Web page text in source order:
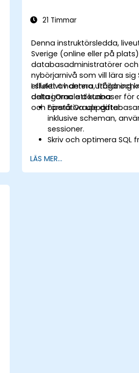
21 Timmar
Denna instruktörsledda,
Sverige (online eller på
databasadministratörer
nybörjarnivå som vill lära sig
effektivt hantera, fråga och
data i Oracle databaser för
och operativa uppgifter.
I slutet av denna utbildning
deltagarna att kunna:
Förstå Oracle
inklusive scheman,
sessioner.
Skriv och optimera SQL
av data.
Använd kopplingar,
LÄS MER...